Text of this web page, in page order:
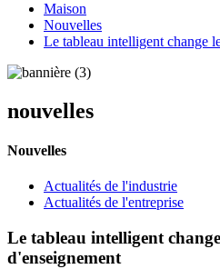
Maison
Nouvelles
Le tableau intelligent change
nouvelles
Nouvelles
Actualités de l'industrie
Actualités de l'entreprise
Le tableau intelligent
d'enseignement